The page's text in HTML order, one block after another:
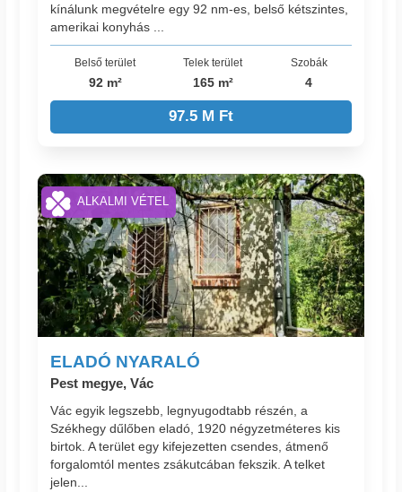
kínálunk megvételre egy 92 nm-es, belső kétszintes,
amerikai konyhás ...
Belső terület
92 m²
Telek terület
165 m²
Szobák
4
97.5 M Ft
ELADÓ NYARALÓ
Pest megye, Vác
Vác egyik legszebb, legnyugodtabb részén, a
Székhegy dűlőben eladó, 1920 négyzetméteres kis
birtok. A terület egy kifejezetten csendes, átmenő
forgalomtól mentes zsákutcában fekszik. A telket
jelen...
ALKALMI VÉTEL